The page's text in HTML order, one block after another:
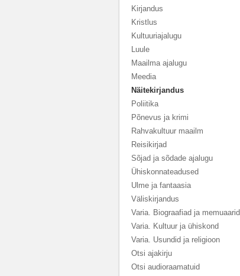
Kirjandus
Kristlus
Kultuuriajalugu
Luule
Maailma ajalugu
Meedia
Näitekirjandus
Poliitika
Põnevus ja krimi
Rahvakultuur maailm
Reisikirjad
Sõjad ja sõdade ajalugu
Ühiskonnateadused
Ulme ja fantaasia
Väliskirjandus
Varia. Biograafiad ja memuaarid
Varia. Kultuur ja ühiskond
Varia. Usundid ja religioon
Otsi ajakirju
Otsi audioraamatuid